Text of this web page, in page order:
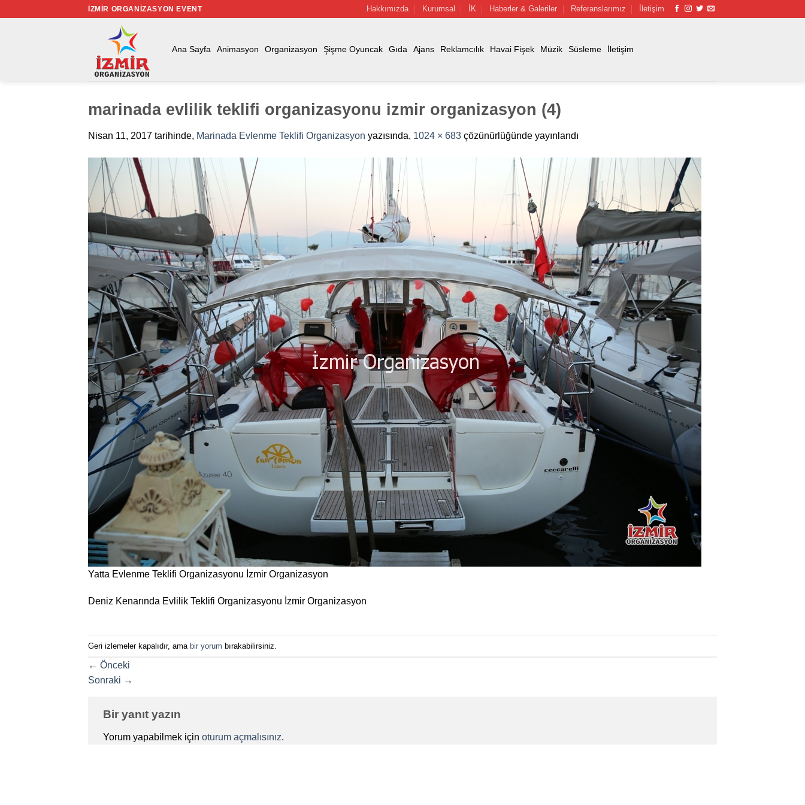
İZMIR ORGANIZASYON EVENT Hakkımızda Kurumsal İK Haberler & Galeriler Referanslarımız İletişim
Ana Sayfa Animasyon Organizasyon Şişme Oyuncak Gıda Ajans Reklamcılık Havai Fişek Müzik Süsleme İletişim
marinada evlilik teklifi organizasyonu izmir organizasyon (4)
Nisan 11, 2017 tarihinde, Marinada Evlenme Teklifi Organizasyon yazısında, 1024 × 683 çözünürlüğünde yayınlandı
Yatta Evlenme Teklifi Organizasyonu İzmir Organizasyon
Deniz Kenarında Evlilik Teklifi Organizasyonu İzmir Organizasyon
Geri izlemeler kapalıdır, ama bir yorum bırakabilirsiniz.
← Önceki
Sonraki →
Bir yanıt yazın
Yorum yapabilmek için oturum açmalısınız.